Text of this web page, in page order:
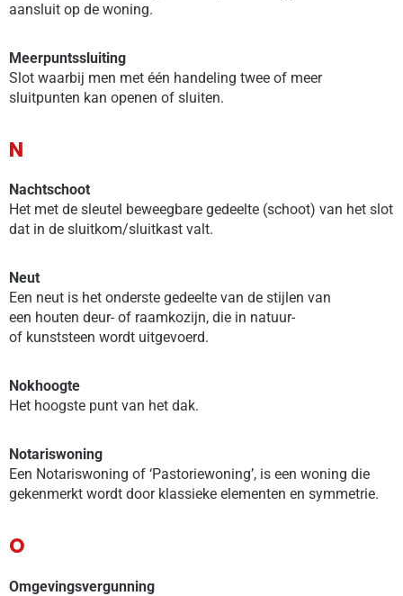
aansluit op de woning.
Meerpuntssluiting
Slot waarbij men met één handeling twee of meer
sluitpunten kan openen of sluiten.
N
Nachtschoot
Het met de sleutel beweegbare gedeelte (schoot) van het slot
dat in de sluitkom/sluitkast valt.
Neut
Een neut is het onderste gedeelte van de stijlen van
een houten deur- of raamkozijn, die in natuur-
of kunststeen wordt uitgevoerd.
Nokhoogte
Het hoogste punt van het dak.
Notariswoning
Een Notariswoning of ‘Pastoriewoning’, is een woning die
gekenmerkt wordt door klassieke elementen en symmetrie.
O
Omgevingsvergunning